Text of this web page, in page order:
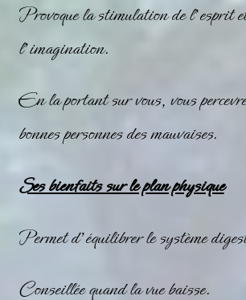
Provoque la stimulation de l’esprit
l’imagination.
En la portant sur vous, vous
bonnes personnes des mauvaises.
Ses bienfaits sur le plan physique
Permet d’équilibrer le système
Conseillée quand la vue baisse.